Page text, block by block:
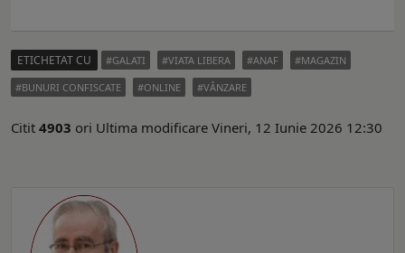
ETICHETAT CU GALATI VIATA LIBERA ANAF
MAGAZIN
BUNURI CONFISCATE
ONLINE VÂNZARE
Citit 4903 ori Ultima modificare Vineri, 12 Iunie 2026 12:30